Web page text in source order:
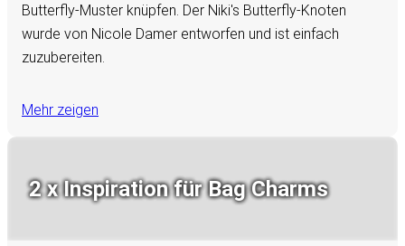
Butterfly-Muster knüpfen. Der Niki's Butterfly-Knoten
wurde von Nicole Damer entworfen und ist einfach
zuzubereiten.
Mehr zeigen
2 x Inspiration für Bag Charms